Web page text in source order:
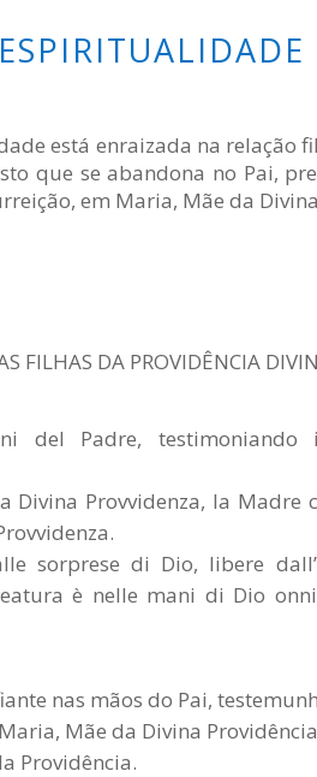
ESPIRITUALIDADE
está enraizada na relação
que se abandona no Pai,
em Maria, Mãe da
FILHAS DA PROVIDÊNCIA
del Padre, testimoniando
Provvidenza, la Madre
sorprese di Dio, libere
è nelle mani di Dio
nas mãos do Pai,
Mãe da Divina
Providência.